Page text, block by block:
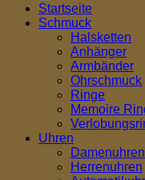
Startseite
Schmuck
Halsketten
Anhänger
Armbänder
Ohrschmuck
Ringe
Memoire
Uhren
Damenuhren
Herrenuhren